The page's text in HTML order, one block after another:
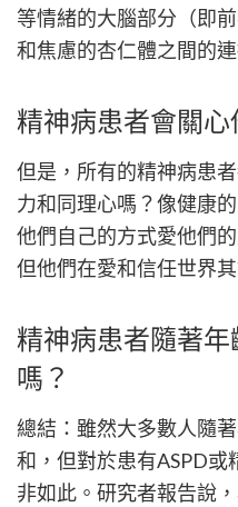
等情緒的大腦部分（即
和焦慮的杏仁體之間的連
精神病患者會關心
但是，所有的精神病患
力和同理心嗎？像健康
他們自己的方式愛他們
但他們在愛和信任世界
精神病患者隨著
嗎？
總結：雖然大多數人隨
和，但對於患有ASPD
非如此。研究者報告說